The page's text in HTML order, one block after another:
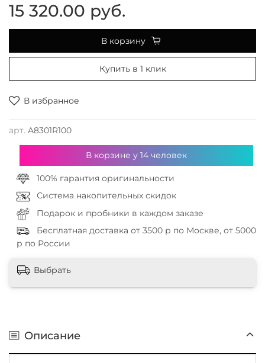
В избранное
арт. A8301R100
15 320.00 руб.
В корзину
Купить в 1 клик
В корзине у 14человек
100% гарантия оригинальности
Система накопительных скидок
Подарок и пробники в каждом заказе
Бесплатная доставка от 3500 р по Москве, от 5000
р по России
Выбрать
Описание